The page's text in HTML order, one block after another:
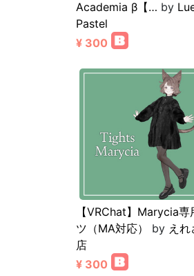
Academia β【… by
Pastel
¥ 300
【VRChat】Marycia専
ツ（MA対応）
by え
店
¥ 300